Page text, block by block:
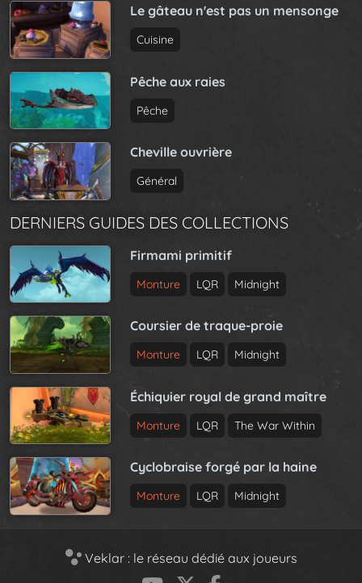
Le gâteau n'est pas un mensonge
Cuisine
Pêche aux raies
Pêche
Cheville ouvrière
Général
DERNIERS GUIDES DES COLLECTIONS
Firmami primitif
Monture LQR Midnight
Coursier de traque-proie
Monture LQR Midnight
Échiquier royal de grand maître
Monture LQR The War Within
Cyclobraise forgé par la haine
Monture LQR Midnight
Veklar : le réseau dédié aux joueurs